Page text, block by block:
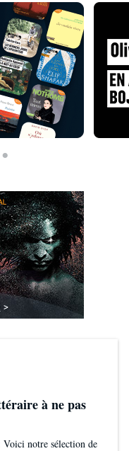
à ne pas
Voici notre sélection de